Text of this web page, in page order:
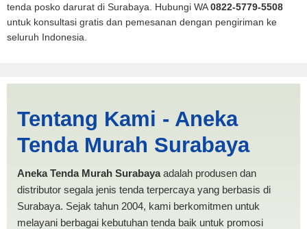
tenda posko darurat di Surabaya. Hubungi WA0822-5779-5508
untuk konsultasi gratis dan pemesanan dengan pengiriman ke
seluruh Indonesia.
Lampung | PRODUKSI
ANEKA TENDA MURAH
Tentang Kami - Aneka
Tenda Murah Surabaya
Aneka Tenda Murah Surabayaadalah produsen dan
distributor segala jenis tenda terpercaya yang berbasis di
Surabaya. Sejak tahun 2004, kami berkomitmen untuk
melayani berbagai kebutuhan tenda baik untuk promosi